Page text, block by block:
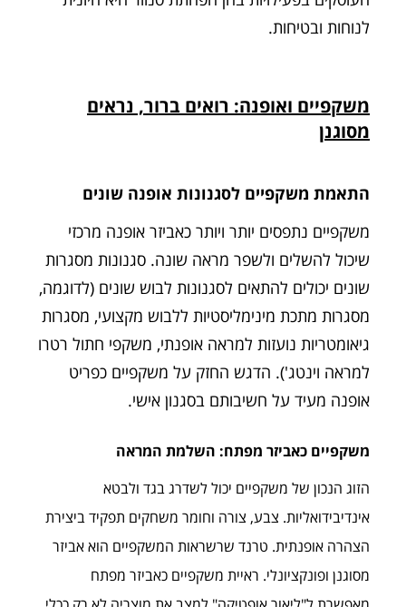
לנוחות ובטיחות.
משקפיים ואופנה: רואים ברור, נראים
מסוגנן
התאמת משקפיים לסגנונות אופנה שונים
משקפיים נתפסים יותר ויותר כאביזר אופנה מרכזי
שיכול להשלים ולשפר מראה שונה. סגנונות מסגרות
שונים יכולים להתאים לסגנונות לבוש שונים (לדוגמה,
מסגרות מתכת מינימליסטיות ללבוש מקצועי, מסגרות
גיאומטריות נועזות למראה אופנתי, משקפי חתול רטרו
למראה וינטג'). הדגש החזק על משקפיים כפריט
אופנה מעיד על חשיבותם בסגנון אישי.
משקפיים כאביזר מפתח: השלמת המראה
הזוג הנכון של משקפיים יכול לשדרג בגד ולבטא
אינדיבידואליות. צבע, צורה וחומר משחקים תפקיד ביצירת
הצהרה אופנתית. טרנד שרשראות המשקפיים הוא אביזר
מסוגנן ופונקציונלי. ראיית משקפיים כאביזר מפתח